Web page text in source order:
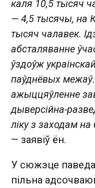
каля 10,5 тысяч
— 4,5 тысячы, на
тысяч чалавек.
абсталяванне
ўздоўж
паўднёвых
ажыццяўленне
дыверсійна-
ліку з заходам
— заявіў ён.
У сюжэце
пільна